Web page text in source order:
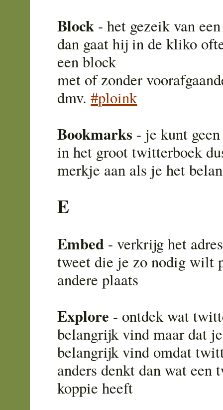
Block - het gezeik van
dan gaat hij in de kliko
een block
met of zonder
dmv.#ploink
Bookmarks - je kunt
in het groot twitterboek
merkje aan als je het
E
Embed - verkrijg het
tweet die je zo nodig wilt
andere plaats
Explore - ontdek wat
belangrijk vind maar dat
belangrijk vind omdat
anders denkt dan wat
koppie heeft